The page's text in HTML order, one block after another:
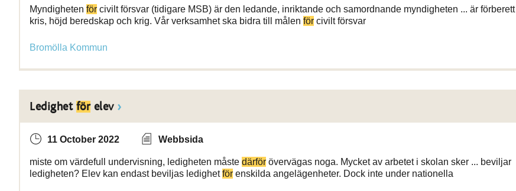
Myndigheten för civilt försvar (tidigare MSB) är den ledande, inriktande och samordnande myndigheten ... är förberett
kris, höjd beredskap och krig. Vår verksamhet ska bidra till målen för civilt försvar
Bromölla Kommun
Ledighet förelev
11 October 2022 Webbsida
miste om värdefull undervisning, ledigheten måste därför övervägas noga. Mycket av arbetet i skolan sker ... beviljar
ledigheten? Elev kan endast beviljas ledighetför enskilda angelägenheter. Dock inte under nationella